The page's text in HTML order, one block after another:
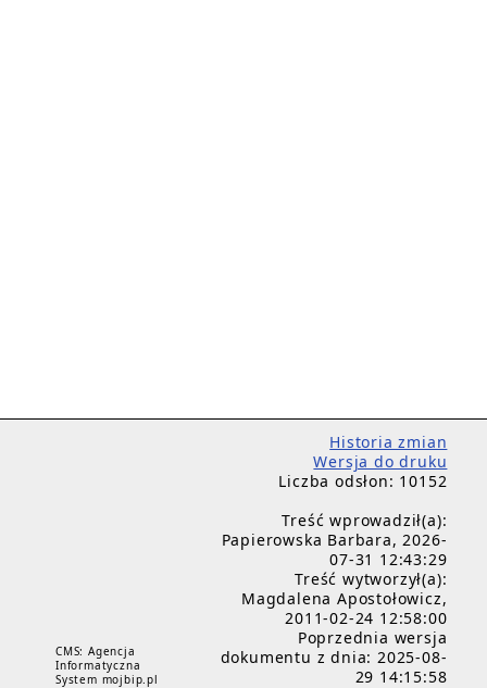
CMS: Agencja
Informatyczna
System mojbip.pl
Historia zmian
Wersja do druku
Liczba odsłon: 10152
Treść wprowadził(a):
Papierowska Barbara, 2026-
07-31 12:43:29
Treść wytworzył(a):
Magdalena Apostołowicz,
2011-02-24 12:58:00
Poprzednia wersja
dokumentu z dnia: 2025-08-
29 14:15:58